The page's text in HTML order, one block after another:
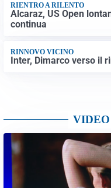
RIENTRO A RILENTO
Alcaraz, US Open
continua
RINNOVO VICINO
Inter, Dimarco verso il